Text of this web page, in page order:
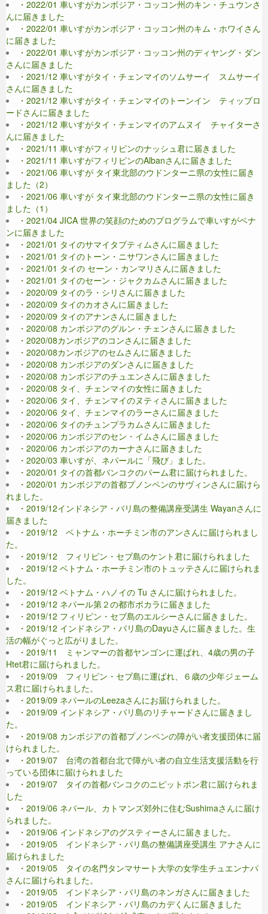
・2022/01 車いすがカンボジア・コッコン州のキン・チュウンさ
んに届きました
・2022/01 車いすがカンボジア・コッコン州のキム・ホワイさん
に届きました
・2022/01 車いすがカンボジア・コッコン州のディヤング・ダン
さんに届きました
・2021/12 車いすがタイ・チェンマイのソムサーイ スムサーイ
さんに届きました
・2021/12 車いすがタイ・チェンマイのトーンイン ティップロ
ードさんに届きました
・2021/12 車いすがタイ・チェンマイのアムヌイ チャイターさ
んに届きました
・2021/11 車いすがフィリピンのナッシュ君に届きました
・2021/11 車いすがフィリピンのAlbanさんに届きました
・2021/06 車いすが タイ東北部のウドンターニ県の女性に届き
ました（2）
・2021/06 車いすが タイ東北部のウドンターニ県の女性に届き
ました（1）
・2021/04 JICA 世界の笑顔のためのプログラムで車いすがベナ
ンに届きました
・2021/01 タイのサマイタプティムさんに届きました
・2021/01 タイのトーン・ニサワンさんに届きました
・2021/01 タイの セーン・カンマリさんに届きました
・2021/01 タイのセーン・ジャクカムさんに届きました
・2020/09 タイのラ・シリさんに届きました
・2020/09 タイのカオさんに届きました
・2020/09 タイのアナンさんに届きました
・2020/08 カンボジアのグルン・チェンさんに届きました
・2020/08カンボジアのコンさんに届きました
・2020/08カンボジアのセムさんに届きました
・2020/08 カンボジアのダンさんに届きました
・2020/08 カンボジアのチュエンさんに届きました
・2020/08 タイ、チェンマイの女性に届きました
・2020/06 タイ、チェンマイのヌティさんに届きました
・2020/06 タイ、チェンマイのラーさんに届きました
・2020/06 タイのチュンプラカムさんに届きました
・2020/06 カンボジアのセン・イムさんに届きました
・2020/06 カンボジアのカーナさんに届きました
・2020/03 車いすが、ネパールに「飛び」ました。
・2020/01 タイの首都バンコクのパーム君に届けられました。
・2020/01 カンボジアの首都プノンペンのサヴィンさんに届けら
れました。
・2019/12インドネシア・バリ島の整備講座受講生 Wayanさんに
届きました
・2019/12 ベトナム・ホーチミン市のアンさんに届けられまし
た。
・2019/12 フィリピン・セブ島のケント君に届けられました
・2019/12 ベトナム・ホーチミン市のトュッテさんに届けられま
した。
・2019/12 ベトナム・ハノイの Tu さんに届けられました。
・2019/12 ネパール第２の都市ポカラに届きました
・2019/12 フィリピン・セブ島のエルシーさんに届きました。
・2019/12 インドネシア・バリ島のDayuさんに届きました。生
活の幅がぐっと広がりました。
・2019/11 ミャンマーの首都ヤンゴンに運ばれ、4歳の男の子
Htet君に届けられました。
・2019/09 フィリピン・セブ島に運ばれ、６歳の少年ジェーム
ス君に届けられました。
・2019/09 ネパールのLeezaさんにお届けられました。
・2019/09 インドネシア・バリ島のリチャードさんに届きまし
た。
・2019/08 カンボジアの首都プノンペンの障がい者支援団体に届
けられました。
・2019/07 台湾の首都台北で障がい者の自立生活支援活動を行
っている団体に届けられました
・2019/07 タイの首都バンコクのニピットポン君に届けられま
した
・2019/06 ネパール、カトマンズ郊外に住むSushimaさんに届け
られました。
・2019/06 インドネシアのグスティーさんに届きました。
・2019/05 インドネシア・バリ島の整備講座受講生 アナさんに
届けられました
・2019/05 タイの名門タンマサート大学の女学生チュエンナパ
さんに届けられました。
・2019/05 インドネシア・バリ島のネンガさんに届きました
・2019/05 インドネシア・バリ島のカデくんに届きました